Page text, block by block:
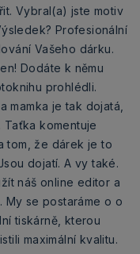
Vybral(a) jste motiv
Profesionální
Vašeho dárku.
Dodáte k němu
prohlédli.
mamka je tak dojatá,
komentuje
tom, že dárek je to
dojatí. A vy také.
náš online editor a
My se postaráme o o
tiskárně, kterou
maximální kvalitu.